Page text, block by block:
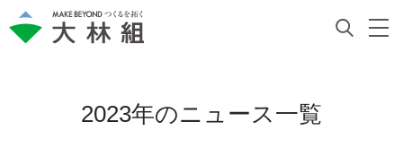
2023年のニュース一覧